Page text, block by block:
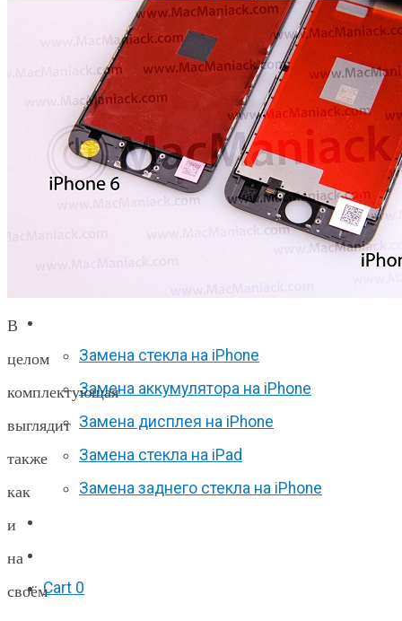
(А1989/A1990)
Ремонт Apple Watch
Apple Watch S2
Apple Watch S3
Apple Watch S4
Apple Watch S5
Замена стекла на iPhone
Замена аккумулятора на iPhone
Замена дисплея на iPhone
Замена стекла на iPad
Замена заднего стекла на iPhone
Cart 0
В
целом
комплектующая
выглядит
также
как
и
на
своём